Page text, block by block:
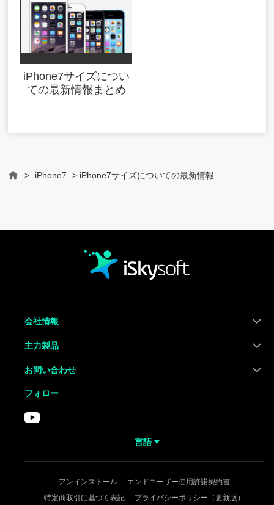
iPhone7サイズについ
ての最新情報まとめ
> iPhone7 > iPhone7サイズについての最新情報
会社情報
主力製品
お問い合わせ
フォロー
言語
アンインストール
エンドユーザー使用許諾契約書
特定商取引に基づく表記
プライバシーポリシー（更新版）